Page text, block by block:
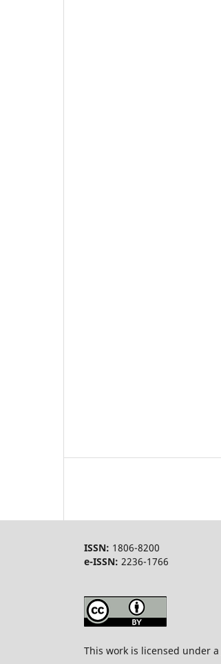
ISSN: 1806-8200
e-ISSN: 2236-1766
This work is licensed under a